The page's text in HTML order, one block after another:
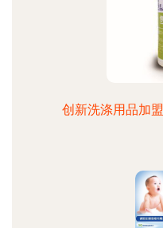
创新洗涤用品加